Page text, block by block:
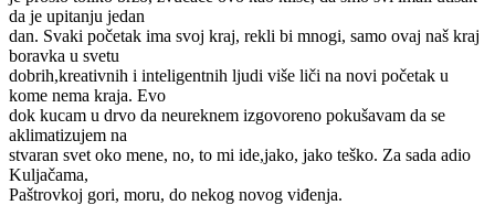
da je upitanju jedan
dan. Svaki početak ima svoj kraj, rekli bi mnogi, samo ovaj naš kraj
boravka u svetu
dobrih,kreativnih i inteligentnih ljudi više liči na novi početak u
kome nema kraja. Evo
dok kucam u drvo da neureknem izgovoreno pokušavam da se
aklimatizujem na
stvaran svet oko mene, no, to mi ide,jako, jako teško. Za sada adio
Kuljačama,
Paštrovkoj gori, moru, do nekog novog viđenja.